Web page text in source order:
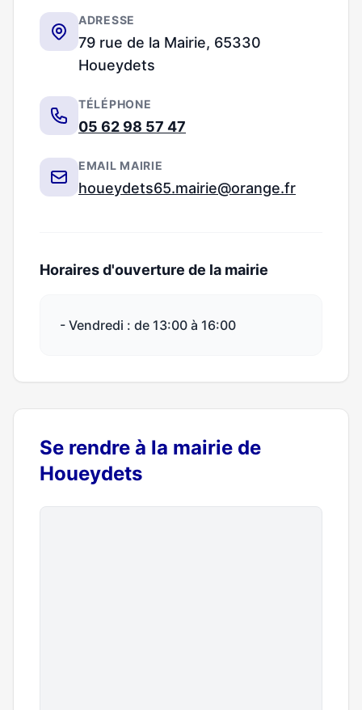
ADRESSE
79 rue de la Mairie, 65330
Houeydets
TÉLÉPHONE
05 62 98 57 47
EMAIL MAIRIE
houeydets65.mairie@orange.fr
Horaires d'ouverture de la mairie
- Vendredi : de 13:00 à 16:00
Se rendre à la mairie de
Houeydets